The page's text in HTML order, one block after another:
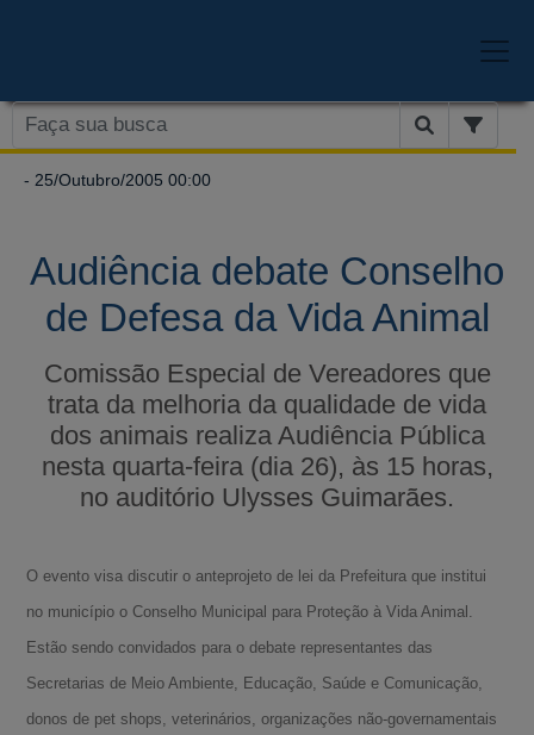
- 25/Outubro/2005 00:00
Audiência debate Conselho
de Defesa da Vida Animal
Comissão Especial de Vereadores que
trata da melhoria da qualidade de vida
dos animais realiza Audiência Pública
nesta quarta-feira (dia 26), às 15 horas,
no auditório Ulysses Guimarães.
O evento visa discutir o anteprojeto de lei da Prefeitura que institui
no município o Conselho Municipal para Proteção à Vida Animal.
Estão sendo convidados para o debate representantes das
Secretarias de Meio Ambiente, Educação, Saúde e Comunicação,
donos de pet shops, veterinários, organizações não-governamentais